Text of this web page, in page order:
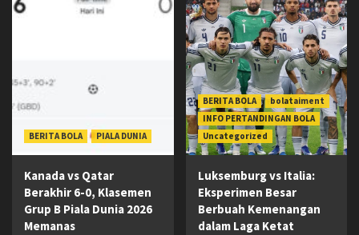
BERITA BOLA PIALA DUNIA
Kanada vs Qatar
Berakhir 6-0, Klasemen
Grup B Piala Dunia 2026
Memanas
BERITA BOLA
bolataiment
INFO PERTANDINGAN BOLA
Uncategorized
Luksemburg vs Italia:
Eksperimen Besar
Berbuah Kemenangan
dalam Laga Ketat